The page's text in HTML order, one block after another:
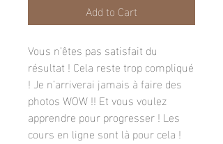
Add to Cart
Vous n’êtes pas satisfait du
résultat ! Cela reste trop compliqué
! Je n’arriverai jamais à faire des
photos WOW !! Et vous voulez
apprendre pour progresser ! Les
cours en ligne sont là pour cela !